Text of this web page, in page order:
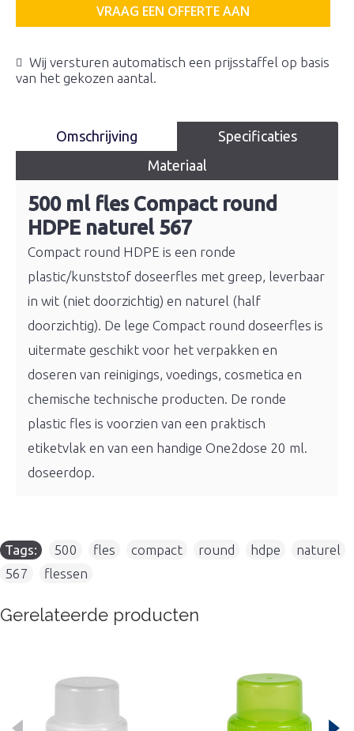
VRAAG EEN OFFERTE AAN
Wij versturen automatisch een prijsstaffel op basis
van het gekozen aantal.
Omschrijving
Specificaties
Materiaal
500 ml fles Compact round
HDPE naturel 567
Compact round HDPE is een ronde
plastic/kunststof doseerfles met greep, leverbaar
in wit (niet doorzichtig) en naturel (half
doorzichtig). De lege Compact round doseerfles is
uitermate geschikt voor het verpakken en
doseren van reinigings, voedings, cosmetica en
chemische technische producten. De ronde
plastic fles is voorzien van een praktisch
etiketvlak en van een handige One2dose 20 ml.
doseerdop.
Tags: 500 fles compact round hdpe naturel
567
flessen
Gerelateerde producten